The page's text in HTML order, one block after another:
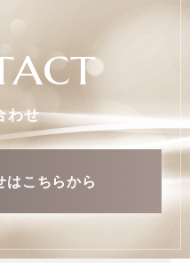
わせ
はこちらから